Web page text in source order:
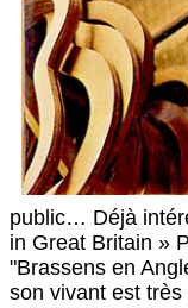
public… Déjà
in Great Britain »
"Brassens en
son vivant est